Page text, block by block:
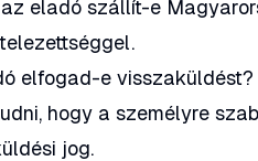
eladó szállít-e
elfogad-e visszaküldést?
hogy a személyre
jog.